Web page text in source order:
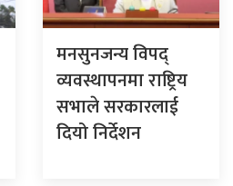
मनसुनजन्य विपद्
व्यवस्थापनमा राष्ट्रिय
सभाले सरकारलाई
दियो निर्देशन